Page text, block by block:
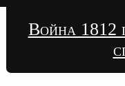
Война 1812